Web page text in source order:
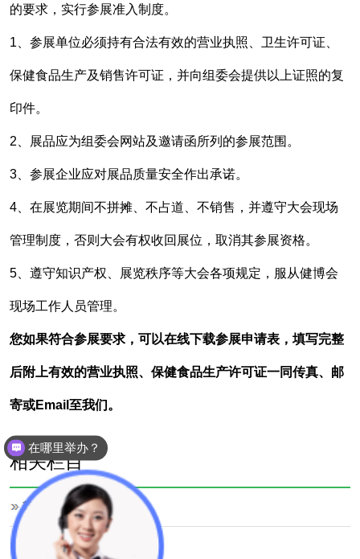
的要求，实行参展准入制度。
1、参展单位必须持有合法有效的营业执照、卫生许可证、
保健食品生产及销售许可证，并向组委会提供以上证照的复
印件。
2、展品应为组委会网站及邀请函所列的参展范围。
3、参展企业应对展品质量安全作出承诺。
4、在展览期间不拼摊、不占道、不销售，并遵守大会现场
管理制度，否则大会有权收回展位，取消其参展资格。
5、遵守知识产权、展览秩序等大会各项规定，服从健博会
现场工作人员管理。
您如果符合参展要求，可以在线下载参展申请表，填写完整
后附上有效的营业执照、保健食品生产许可证一同传真、邮
寄或Email至我们。
相关栏目
新闻中心
展商名录
在哪里举办？